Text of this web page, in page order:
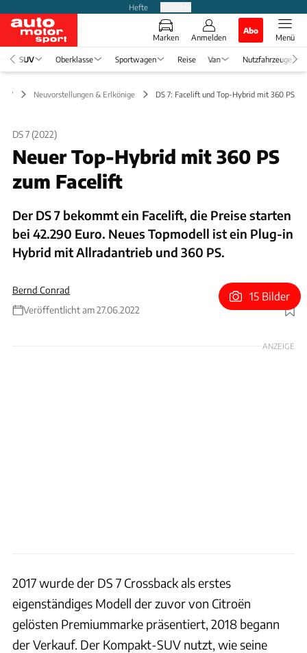
Hefte
Marken Anmelden
Abo
Menü
SUV Oberklasse Sportwagen Reise Van Nutzfahrzeuge
Neuvorstellungen & Erlkönige DS 7: Facelift und Top-Hybrid mit 360 PS
DS 7 (2022)
Neuer Top-Hybrid mit 360 PS
zum Facelift
Der DS 7 bekommt ein Facelift, die Preise starten
bei 42.290 Euro. Neues Topmodell ist ein Plug-in
Hybrid mit Allradantrieb und 360 PS.
Bernd Conrad
Veröffentlicht am 27.06.2022
Foto: Bernd Conrad
15 Bilder
ANZEIGE
2017 wurde der DS 7 Crossback als erstes
eigenständiges Modell der zuvor von Citroën
gelösten Premiummarke präsentiert, 2018 begann
der Verkauf. Der Kompakt-SUV nutzt, wie seine